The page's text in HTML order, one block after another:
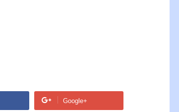
Google+